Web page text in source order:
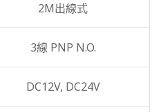
2M出線式
3線 PNP N.O.
DC12V, DC24V